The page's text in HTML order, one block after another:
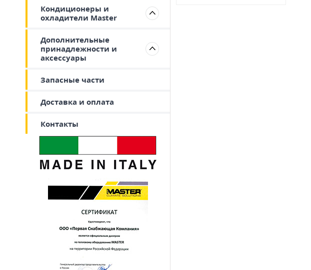
Кондиционеры и
охладители Master
Дополнительные
принадлежности и
аксессуары
Запасные части
Доставка и оплата
Контакты